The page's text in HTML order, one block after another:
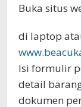
Buka situs
di laptop
Isi formulir
detail
dokumen